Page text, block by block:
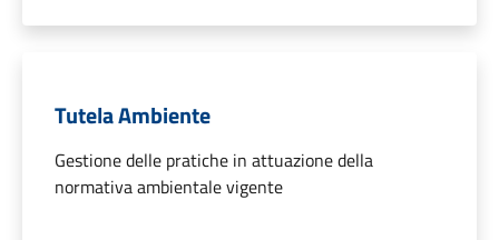
Tutela Ambiente
Gestione delle pratiche in attuazione della
normativa ambientale vigente